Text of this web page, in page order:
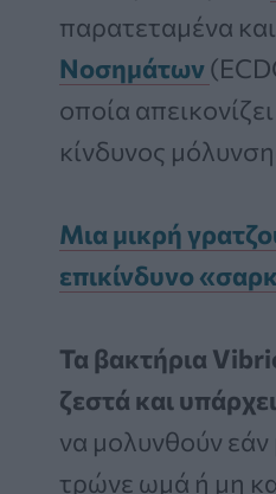
παρατεταμένα
Νοσημάτων
οποία
κίνδυνος
Μια μικρή
επικίνδυνο
Τα βακτήρια
ζεστά και
να μολυνθούν
τρώνε ωμά ή μη